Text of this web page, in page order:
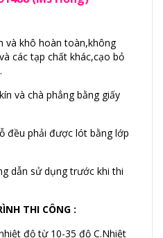
và khô hoàn toàn,không
các tạp chất khác,cạo bỏ
và chà phẳng bằng giấy
đều phải được lót bằng lớp
dẫn sử dụng trước khi thi
THI CÔNG :
độ từ 10-35 độ C.Nhiệt